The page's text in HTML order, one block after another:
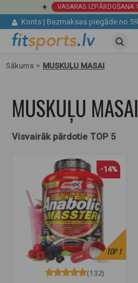
☀️ VASARAS IZPĀRDOŠANA
Konts | Bezmaksas piegāde no
Sākums MUSKUĻU MASAI
MUSKUĻU MASAI
Visvairāk pārdotie TOP 5
TOP1
-14%
(132)